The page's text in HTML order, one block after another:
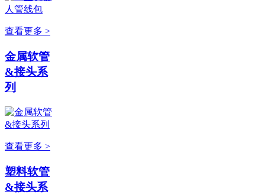
查看更多 >
金属软管
&接头系
列
查看更多 >
塑料软管
&接头系